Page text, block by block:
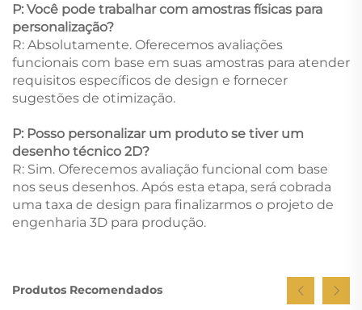
P: Você pode trabalhar com amostras físicas para
personalização?
R: Absolutamente. Oferecemos avaliações
funcionais com base em suas amostras para atender
requisitos específicos de design e fornecer
sugestões de otimização.
P: Posso personalizar um produto se tiver um
desenho técnico 2D?
R: Sim. Oferecemos avaliação funcional com base
nos seus desenhos. Após esta etapa, será cobrada
uma taxa de design para finalizarmos o projeto de
engenharia 3D para produção.
Produtos Recomendados